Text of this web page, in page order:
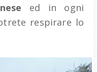
ed in ogni
respirare lo